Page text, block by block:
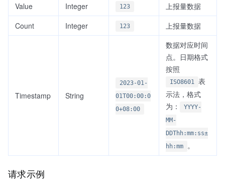
Value
Integer 123
上报量数据
Count
Integer 123 上报量数据
Timestamp String
2023-01-
01T00:00:0
0+08:00
数据对应时间
点。日期格式
按照
ISO8601
表
示法，格式
为：
YYYY-
MM-
DDThh:mm:ss±
hh:mm
。
请求示例